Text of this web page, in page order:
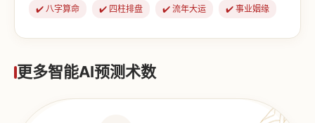
✔️ 八字算命 ✔️ 四柱排盘 ✔️ 流年大运 ✔️ 事业姻缘
更多智能AI预测术数